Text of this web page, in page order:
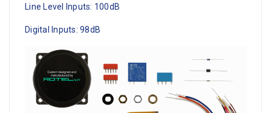
Line Level Inputs: 100dB
Digital Inputs: 98dB